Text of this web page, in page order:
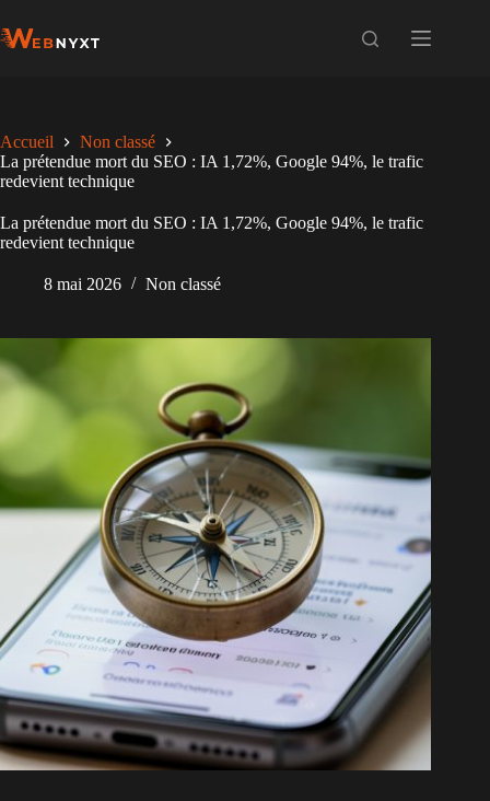
au
contenu
Accueil
Non classé
La prétendue mort du SEO : IA 1,72%, Google 94%, le trafic
redevient technique
La prétendue mort du SEO : IA 1,72%, Google 94%, le trafic
redevient technique
8 mai 2026 Non classé